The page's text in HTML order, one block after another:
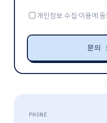
개인정보 수집·이용에
문의
PHONE